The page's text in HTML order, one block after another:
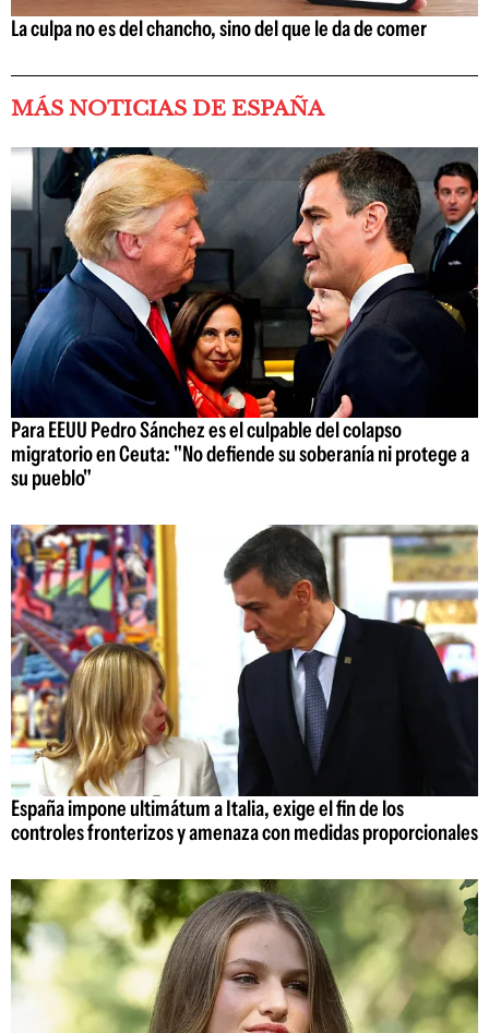
La culpa no es del chancho, sino del que le da de comer
MÁS NOTICIAS DE ESPAÑA
Para EEUU Pedro Sánchez es el culpable del colapso
migratorio en Ceuta: "No defiende su soberanía ni protege a
su pueblo"
España impone ultimátum a Italia, exige el fin de los
controles fronterizos y amenaza con medidas proporcionales